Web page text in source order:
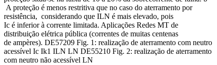
A proteção é menos restritiva que no caso do aterramento por
resistência, considerando que ILN é mais elevado, pois
Ic é inferior à corrente limitada. Aplicações Redes MT de
distribuição elétrica pública (correntes de muitas centenas
de ampères). DE57209 Fig. 1: realização de aterramento com neutro
acessível Ic Ik1 ILN LN DE55210 Fig. 2: realização de aterramento
com neutro não acessível LN